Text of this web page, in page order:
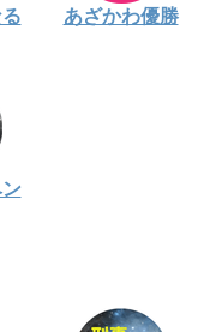
あざかわ優勝